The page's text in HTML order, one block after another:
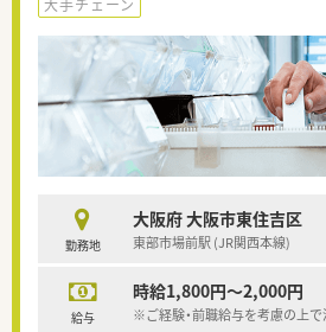
大手チェーン
勤務地
大阪府 大阪市東住吉区
東部市場前駅 (JR関西本線)
給与
時給1,800円～2,000円
※ご経験・前職給与を考慮の上で